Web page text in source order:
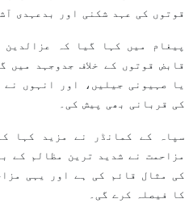
قوتوں کی عہد شکنی اور بدعہدی
پیغام میں کہا گیا کہ
قابض قوتوں کے خلاف جدوجہد میں
یا صہیونی جیلیں، اور انہوں
کی قربانی بھی پیش کی۔
سپاہ کے کمانڈر نے مزید کہا
مزاحمت نے شدید ترین مظالم کے
کی مثال قائم کی ہے اور یہی
کا فیصلہ کرے گی۔